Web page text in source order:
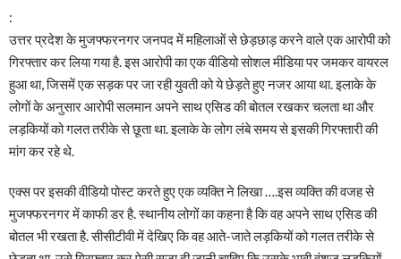
:
उत्तर प्रदेश के मुजफ्फरनगर जनपद में महिलाओं से छेड़छाड़ करने वाले एक आरोपी को
गिरफ्तार कर लिया गया है. इस आरोपी का एक वीडियो सोशल मीडिया पर जमकर वायरल
हुआ था, जिसमें एक सड़क पर जा रही युवती को ये छेड़ते हुए नजर आया था. इलाके के
लोगों के अनुसार आरोपी सलमान अपने साथ एसिड की बोतल रखकर चलता था और
लड़कियों को गलत तरीके से छूता था. इलाके के लोग लंबे समय से इसकी गिरफ्तारी की
मांग कर रहे थे.
एक्स पर इसकी वीडियो पोस्ट करते हुए एक व्यक्ति ने लिखा ….इस व्यक्ति की वजह से
मुजफ्फरनगर में काफी डर है. स्थानीय लोगों का कहना है कि वह अपने साथ एसिड की
बोतल भी रखता है. सीसीटीवी में देखिए कि वह आते-जाते लड़कियों को गलत तरीके से